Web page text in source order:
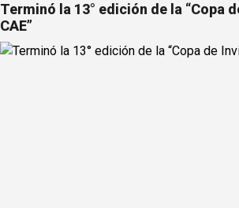
Terminó la 13° edición de la “Copa
CAE”